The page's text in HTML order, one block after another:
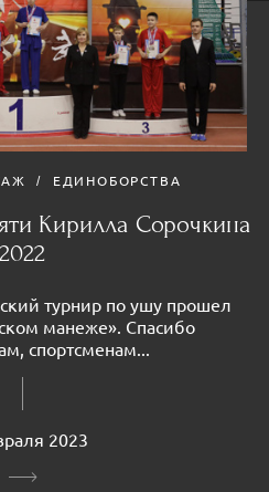
ЕДИНОБОРСТВА
Кирилла Сорочкина
2022
турнир по ушу прошел
манеже». Спасибо
спортсменам...
2023